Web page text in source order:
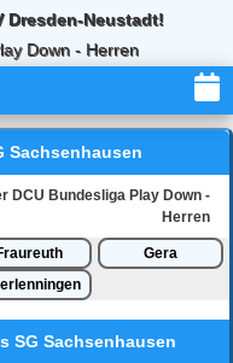
Dresden-Neustadt!
Down - Herren
Sachsenhausen
DCU Bundesliga Play Down -
Herren
Gera
SG Sachsenhausen